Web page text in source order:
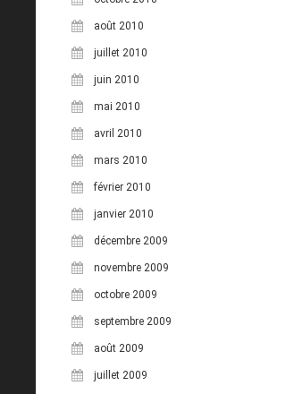
août 2010
juillet 2010
juin 2010
mai 2010
avril 2010
mars 2010
février 2010
janvier 2010
décembre 2009
novembre 2009
octobre 2009
septembre 2009
août 2009
juillet 2009